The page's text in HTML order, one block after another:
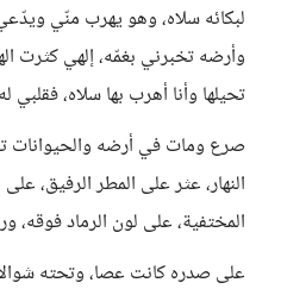
لبكائه سلاه، وهو يهرب منّي
وأرضه تخبرني بغمّه، إلهي كثرت
تحيلها وأنا أهرب بها سلاه،
صرع ومات في أرضه والحيوانات
النهار، عثر على المطر الرفيق،
المختفية، على لون الرماد فوقه،
على صدره كانت عصا، وتحته